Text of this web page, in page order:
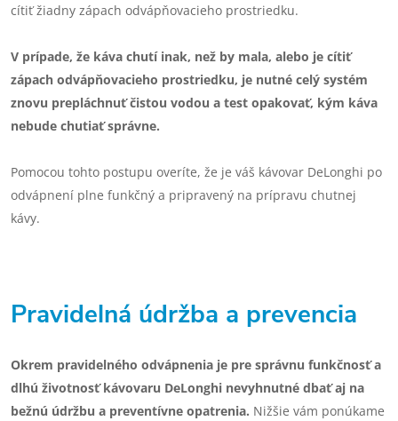
cítiť žiadny zápach odvápňovacieho prostriedku.
V prípade, že káva chutí inak, než by mala, alebo je cítiť
zápach odvápňovacieho prostriedku, je nutné celý systém
znovu prepláchnuť čistou vodou a test opakovať, kým káva
nebude chutiať správne.
Pomocou tohto postupu overíte, že je váš kávovar DeLonghi po
odvápnení plne funkčný a pripravený na prípravu chutnej
kávy.
Pravidelná údržba a prevencia
Okrem pravidelného odvápnenia je pre správnu funkčnosť a
dlhú životnosť kávovaru DeLonghi nevyhnutné dbať aj na
bežnú údržbu a preventívne opatrenia. Nižšie vám ponúkame